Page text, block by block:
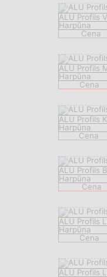
ALU Profils
Harpūna
Cena
ALU Profils
Harpūna
Cena
ALU Profils
Harpūna
Cena
ALU Profils
Harpūna
Cena
ALU Profils
Harpūna
Cena
ALU Profils